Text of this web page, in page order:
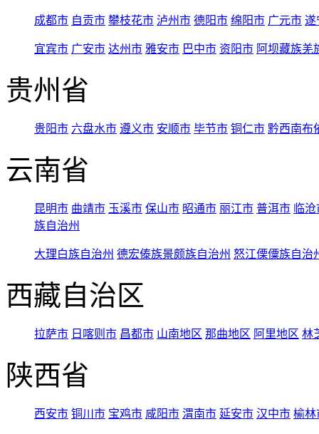
成都市 自贡市 攀枝花市 泸州市 德阳市 绵阳市 广元市 遂
宜宾市 广安市 达州市 雅安市 巴中市 资阳市 阿坝藏族羌
贵州省
贵阳市 六盘水市 遵义市 安顺市 毕节市 铜仁市 黔西南布
云南省
昆明市 曲靖市 玉溪市 保山市 昭通市 丽江市 普洱市 临
族自治州
大理白族自治州 德宏傣族景颇族自治州 怒江傈僳族自治
西藏自治区
拉萨市 日喀则市 昌都市 山南地区 那曲地区 阿里地区 林
陕西省
西安市 铜川市 宝鸡市 咸阳市 渭南市 延安市 汉中市 榆林